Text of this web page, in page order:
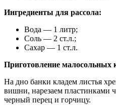
Ингредиенты для рассола:
Вода — 1 литр;
Соль — 2 ст.л.;
Сахар — 1 ст.л.
Приготовление
На дно банки кладем листья
вишни, нарезаем пластинками
черный перец и горчицу.